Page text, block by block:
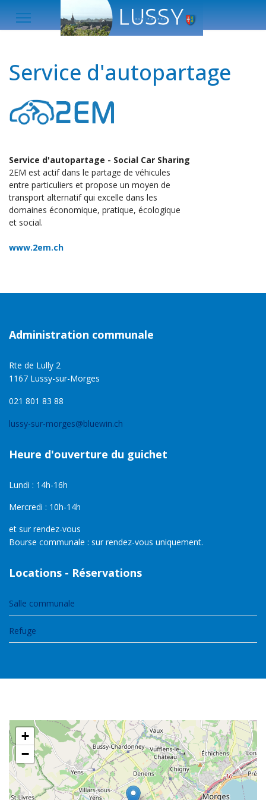
Service d'autopartage
Service d'autopartage - Social Car Sharing
2EM est actif dans le partage de véhicules
entre particuliers et propose un moyen de
transport alternatif qui excelle dans les
domaines économique, pratique, écologique
et social.
www.2em.ch
Administration communale
Rte de Lully 2
1167 Lussy-sur-Morges
021 801 83 88
lussy-sur-morges@bluewin.ch
Heure d'ouverture du guichet
Lundi : 14h-16h
Mercredi : 10h-14h
et sur rendez-vous
Bourse communale : sur rendez-vous uniquement.
Locations - Réservations
Salle communale
Refuge
+
−